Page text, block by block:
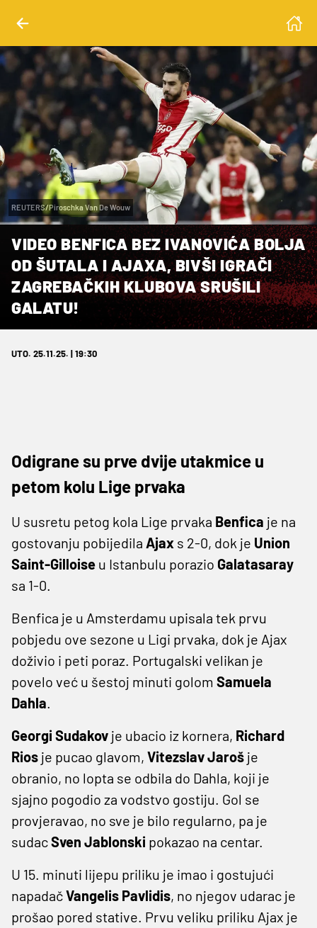
REUTERS/Piroschka Van De Wouw
VIDEO BENFICA BEZ IVANOVIĆA BOLJA
OD ŠUTALA I AJAXA, BIVŠI IGRAČI
ZAGREBAČKIH KLUBOVA SRUŠILI
GALATU!
UTO. 25.11.25. | 19:30
Odigrane su prve dvije utakmice u
petom kolu Lige prvaka
U susretu petog kola Lige prvaka Benfica je na
gostovanju pobijedila Ajax s 2-0, dok je Union
Saint-Gilloise u Istanbulu porazio Galatasaray
sa 1-0.
Benfica je u Amsterdamu upisala tek prvu
pobjedu ove sezone u Ligi prvaka, dok je Ajax
doživio i peti poraz. Portugalski velikan je
povelo već u šestoj minuti golom Samuela
Dahla.
Georgi Sudakov je ubacio iz kornera, Richard
Rios je pucao glavom, Vitezslav Jaroš je
obranio, no lopta se odbila do Dahla, koji je
sjajno pogodio za vodstvo gostiju. Gol se
provjeravao, no sve je bilo regularno, pa je
sudacSven Jablonski pokazao na centar.
U 15. minuti lijepu priliku je imao i gostujući
napadačVangelis Pavlidis, no njegov udarac je
prošao pored stative. Prvu veliku priliku Ajax je